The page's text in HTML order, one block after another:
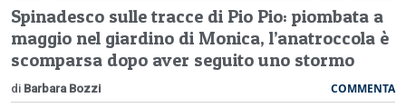
Spinadesco sulle tracce di Pio Pio: piombata a
maggio nel giardino di Monica, l’anatroccola è
scomparsa dopo aver seguito uno stormo
di Barbara Bozzi COMMENTA